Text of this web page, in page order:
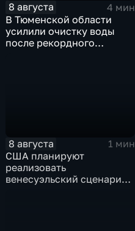
8 августа
4 мин
В Тюменской области
усилили очистку воды
после рекордного
8 августа
1 мин
США планируют
реализовать
венесуэльский сценарий